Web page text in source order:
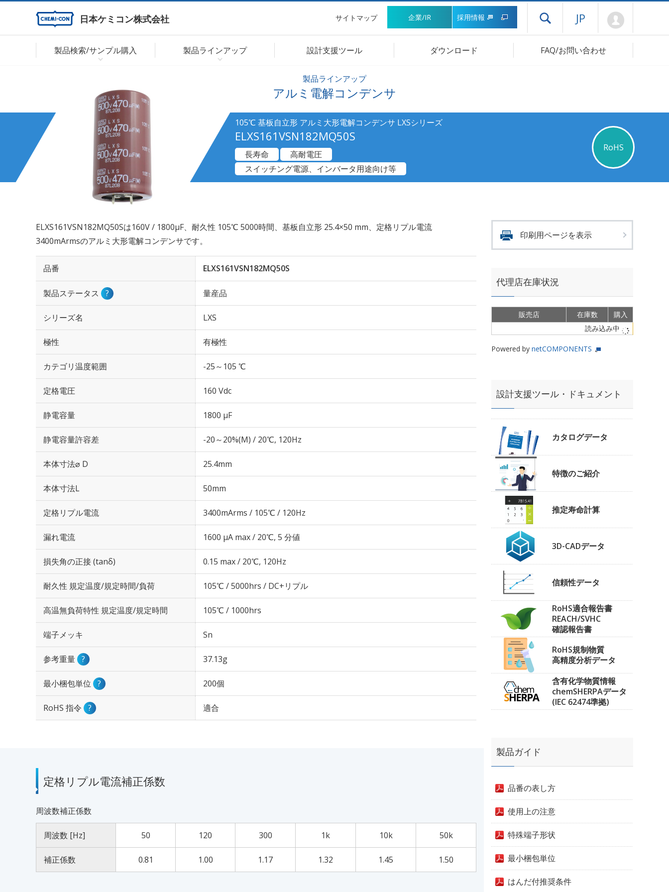
日本ケミコン株式会社 サイトマップ 企業/IR 採用情報 ドロワーメニューを開く
JP
製品検索/サンプル購入 製品ラインアップ 設計支援ツール ダウンロード FAQ/お問い合わせ
製品ラインアップ
アルミ電解コンデンサ
105℃ 基板自立形 アルミ大形電解コンデンサ LXSシリーズ
ELXS161VSN182MQ50S
RoHS
長寿命
高耐電圧
スイッチング電源、インバータ用途向け等
ELXS161VSN182MQ50Sは160V / 1800µF、耐久性 105℃ 5000時間、基板自立形 25.4×50 mm、定格リプル電流
3400mArmsのアルミ大形電解コンデンサです。
品番 ELXS161VSN182MQ50S
製品ステータス ? 量産品
シリーズ名 LXS
極性 有極性
カテゴリ温度範囲 -25～105 ℃
定格電圧 160 Vdc
静電容量 1800 µF
静電容量許容差 -20～20%(M) / 20℃, 120Hz
本体寸法⌀ D 25.4mm
本体寸法L 50mm
定格リプル電流 3400mArms / 105℃ / 120Hz
漏れ電流 1600 μA max / 20℃, 5 分値
損失角の正接 (tanδ) 0.15 max / 20℃, 120Hz
耐久性 規定温度/規定時間/負荷 105℃ / 5000hrs / DC+リプル
高温無負荷特性 規定温度/規定時間 105℃ / 1000hrs
端子メッキ Sn
参考重量 ? 37.13g
最小梱包単位 ? 200個
RoHS 指令 ? 適合
定格リプル電流補正係数
周波数補正係数
周波数 [Hz] 50 120 300 1k 10k 50k
補正係数 0.81 1.00 1.17 1.32 1.45 1.50
印刷用ページを表示
代理店在庫状況
販売店 在庫数
購入
読み込み中
Powered by netCOMPONENTS
設計支援ツール・ドキュメント
カタログデータ
特徴のご紹介
推定寿命計算
3D-CADデータ
信頼性データ
RoHS適合報告書
REACH/SVHC
確認報告書
RoHS規制物質
高精度分析データ
含有化学物質情報
chemSHERPAデータ
(IEC 62474準拠)
製品ガイド
品番の表し方
使用上の注意
特殊端子形状
最小梱包単位
はんだ付推奨条件